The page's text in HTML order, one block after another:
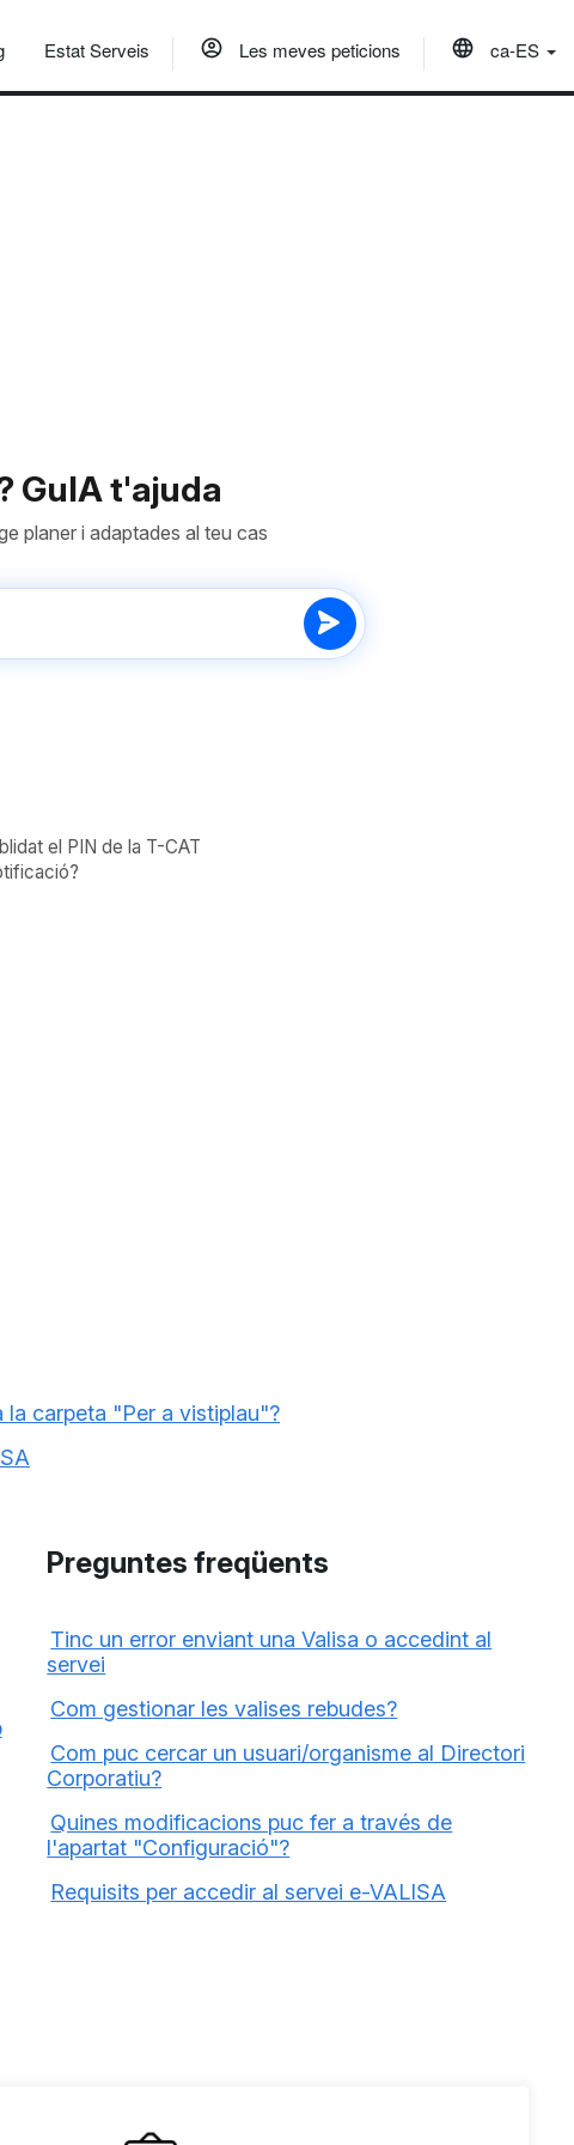
Estat Serveis Les meves peticions ca-ES
GuIA t'ajuda
planer i adaptades al teu cas
el PIN de la T-CAT
la carpeta "Per a vistiplau"?
Preguntes freqüents
Tinc un error enviant una Valisa o accedint al
servei
Com gestionar les valises rebudes?
Com puc cercar un usuari/organisme al Directori
Corporatiu?
Quines modificacions puc fer a través de
l'apartat "Configuració"?
Requisits per accedir al servei e-VALISA